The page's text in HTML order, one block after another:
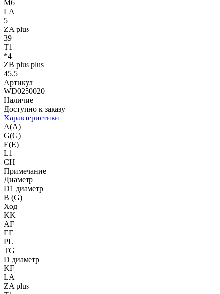
M6
LA
5
ZA plus
39
T1
*4
ZB plus plus
45.5
Артикул
WD0250020
Наличие
Доступно к заказу
Характеристики
A(A)
G(G)
E(E)
L1
CH
Примечание
Диаметр
D1 диаметр
B (G)
Ход
KK
AF
EE
PL
TG
D диаметр
KF
LA
ZA plus